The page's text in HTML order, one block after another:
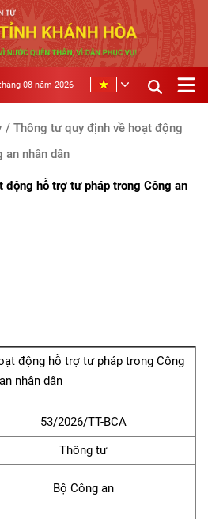
08 năm 2026
/ Thông tư quy định về hoạt động
an nhân dân
động hỗ trợ tư pháp trong Công an
động hỗ trợ tư pháp trong Công
an nhân dân
53/2026/TT-BCA
Thông tư
Bộ Công an